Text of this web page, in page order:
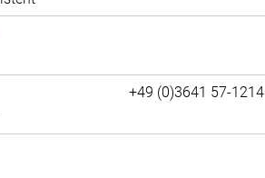
+49 (0)3641 57-1214